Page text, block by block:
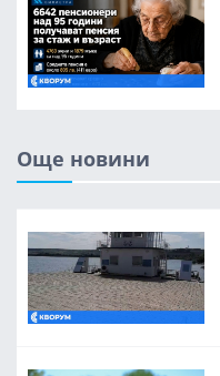
Още новини